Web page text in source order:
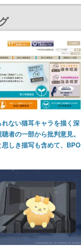
れない猫耳キャラを描く深
者の一部から批判意見。
しき描写も含めて、BPO